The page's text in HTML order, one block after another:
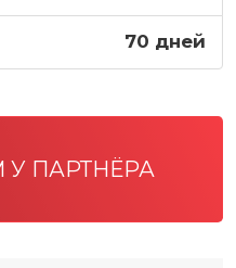
70 дней
ПАРТНЁРА